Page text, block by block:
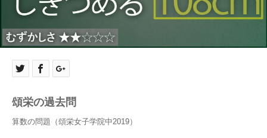
頌栄の過去問
算数の問題（頌栄女子学院中2019）